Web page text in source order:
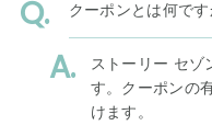
クーポンとは何です
ストーリー セゾ
す。クーポンの
けます。